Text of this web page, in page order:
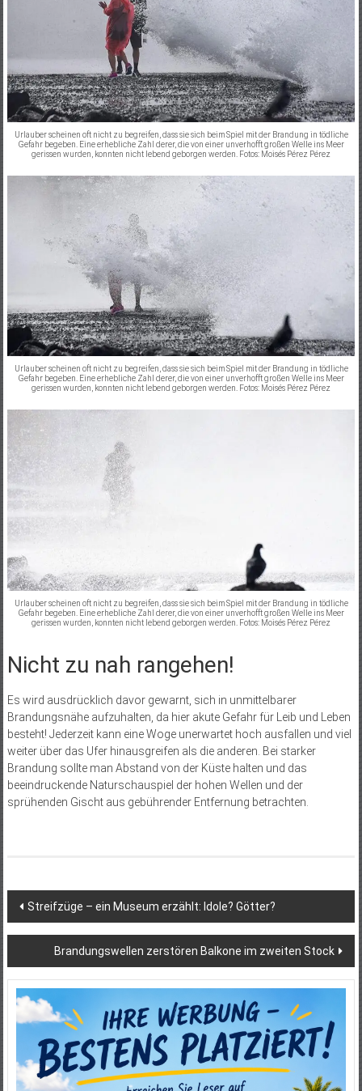
Urlauber scheinen oft nicht zu begreifen, dass sie sich beim Spiel mit der Brandung in tödliche
Gefahr begeben. Eine erhebliche Zahl derer, die von einer unverhofft großen Welle ins Meer
gerissen wurden, konnten nicht lebend geborgen werden. Fotos: Moisés Pérez Pérez
Urlauber scheinen oft nicht zu begreifen, dass sie sich beim Spiel mit der Brandung in tödliche
Gefahr begeben. Eine erhebliche Zahl derer, die von einer unverhofft großen Welle ins Meer
gerissen wurden, konnten nicht lebend geborgen werden. Fotos: Moisés Pérez Pérez
Urlauber scheinen oft nicht zu begreifen, dass sie sich beim Spiel mit der Brandung in tödliche
Gefahr begeben. Eine erhebliche Zahl derer, die von einer unverhofft großen Welle ins Meer
gerissen wurden, konnten nicht lebend geborgen werden. Fotos: Moisés Pérez Pérez
Nicht zu nah rangehen!
Es wird ausdrücklich davor gewarnt, sich in unmittelbarer
Brandungsnähe aufzuhalten, da hier akute Gefahr für Leib und Leben
besteht! Jederzeit kann eine Woge unerwartet hoch ausfallen und viel
weiter über das Ufer hinausgreifen als die anderen. Bei starker
Brandung sollte man Abstand von der Küste halten und das
beeindruckende Naturschauspiel der hohen Wellen und der
sprühenden Gischt aus gebührender Entfernung betrachten.
Beitragsnavigation
Streifzüge – ein Museum erzählt: Idole? Götter?
Brandungswellen zerstören Balkone im zweiten Stock